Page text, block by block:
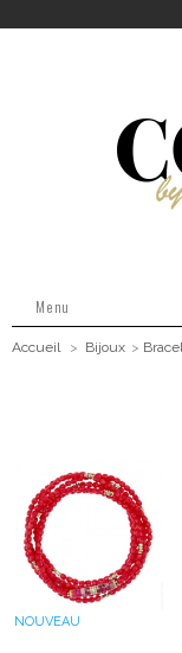
Menu
Accueil > Bijoux >
NOUVEAU